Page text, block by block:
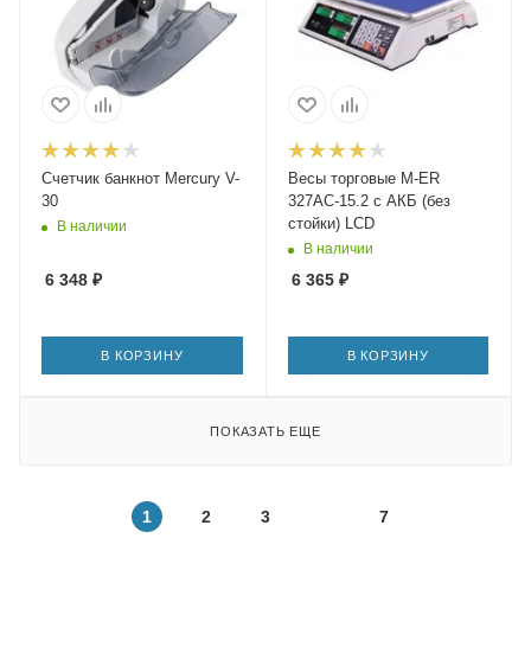
Счетчик банкнот Mercury V-
30
В наличии
6 348 ₽
В КОРЗИНУ
Весы торговые M-ER
327AC-15.2 с АКБ (без
стойки) LCD
В наличии
6 365₽
В КОРЗИНУ
ПОКАЗАТЬ ЕЩЕ
1 2 3 7